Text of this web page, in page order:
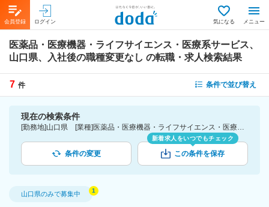
会員登録 ログイン 気になる メニュー
医薬品・医療機器・ライフサイエンス・医療系サービス、
山口県、入社後の職種変更なし の転職・求人検索結果
7 件 条件で並び替え
現在の検索条件
[勤務地]山口県 [業種]医薬品・医療機器・ライフサイエンス・医療系サービス [詳細条件](募集・採用情報)入社後の職種変更なし
条件の変更
新着求人をいつでもチェック
この条件を保存
山口県のみで募集中